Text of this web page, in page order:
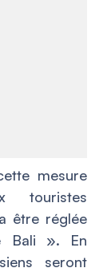
mesure
touristes
être réglée
Bali ». En
seront